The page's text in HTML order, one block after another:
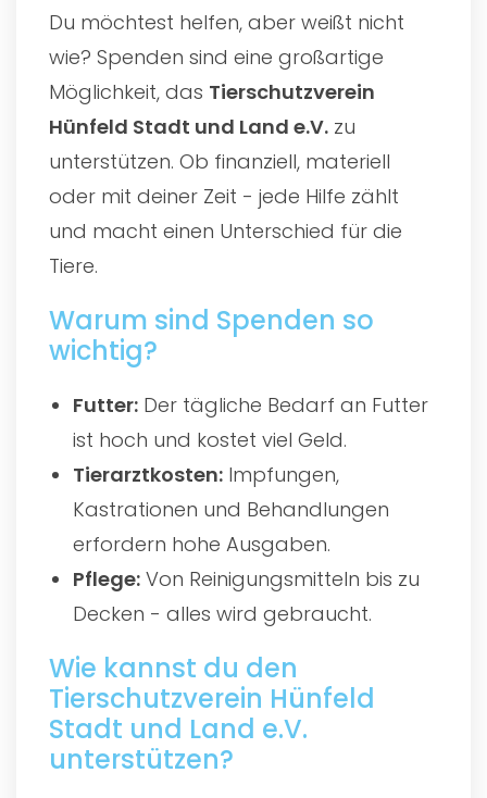
Du möchtest helfen, aber weißt nicht
wie? Spenden sind eine großartige
Möglichkeit, das Tierschutzverein
Hünfeld Stadt und Land e.V. zu
unterstützen. Ob finanziell, materiell
oder mit deiner Zeit - jede Hilfe zählt
und macht einen Unterschied für die
Tiere.
Warum sind Spenden so
wichtig?
Futter: Der tägliche Bedarf an Futter
ist hoch und kostet viel Geld.
Tierarztkosten: Impfungen,
Kastrationen und Behandlungen
erfordern hohe Ausgaben.
Pflege: Von Reinigungsmitteln bis zu
Decken - alles wird gebraucht.
Wie kannst du den
Tierschutzverein Hünfeld
Stadt und Land e.V.
unterstützen?